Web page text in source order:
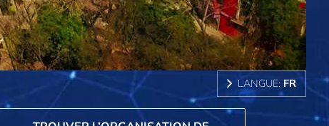
LANGUE: FR